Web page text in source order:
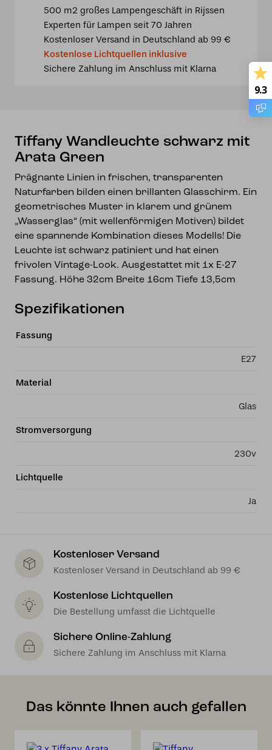
schwarz
Arata
Green
Menge
500 m2 großes Lampengeschäft in Rijssen
Experten für Lampen seit 70 Jahren
Kostenloser Versand in Deutschland ab 99 €
Kostenlose Lichtquellen inklusive
Sichere Zahlung im Anschluss mit Klarna
Tiffany Wandleuchte schwarz mit
Arata Green
Prägnante Linien in frischen, transparenten
Naturfarben bilden einen brillanten Glasschirm. Ein
geometrisches Muster in klarem und grünem
„Wasserglas“ (mit wellenförmigen Motiven) bildet
eine spannende Kombination dieses Modells! Die
Leuchte ist schwarz patiniert und hat einen
frivolen Vintage-Look. Ausgestattet mit 1x E-27
Fassung. Höhe 32cm Breite 16cm Tiefe 13,5cm
Spezifikationen
Fassung
E27
Material
Glas
Stromversorgung
230v
Lichtquelle
Ja
Kostenloser Versand
Kostenloser Versand in Deutschland ab 99 €
Kostenlose Lichtquellen
Die Bestellung umfasst die Lichtquelle
Sichere Online-Zahlung
Sichere Zahlung im Anschluss mit Klarna
Das könnte Ihnen auch gefallen
9.3